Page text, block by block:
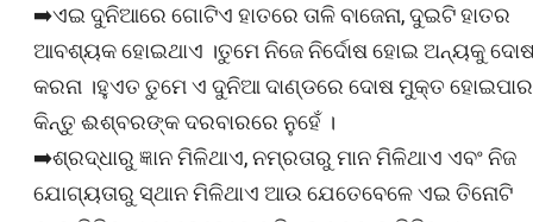
➡️ଏଇ ଦୁନିଆରେ ଗୋଟିଏ ହାତରେ ତାଳି ବାଜେନା, ଦୁଇଟି ହାତର
ଆବଶ୍ୟକ ହୋଇଥାଏ ।ତୁମେ ନିଜେ ନିର୍ଦୋଷ ହୋଇ ଅନ୍ୟକୁ
କରନା ।ହୁଏତ ତୁମେ ଏ ଦୁନିଆ ଦାଣ୍ଡରେ ଦୋଷ ମୁକ୍ତ ହୋଇପାର
କିନ୍ତୁ ଈଶ୍ବରଙ୍କ ଦରବାରରେ ନୁହେଁ ।
➡️ଶ୍ରଦ୍ଧାରୁ ଜ୍ଞାନ ମିଳିଥାଏ, ନମ୍ରତାରୁ ମାନ ମିଳିଥାଏ ଏବଂ ନିଜ
ଯୋଗ୍ୟତାରୁ ସ୍ଥାନ ମିଳିଥାଏ ଆଉ ଯେତେବେଳେ ଏଇ ତିନୋଟି